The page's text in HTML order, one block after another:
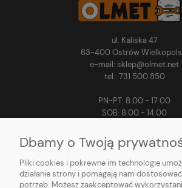
ul. Kaliska 47
63-400 Ostrów
e-mail: sklep@olmet.net
tel.: 731 500 850
PN-PT: 8:00 - 17:00
SOB: 8:00 - 14:00
MOJE KONTO
Dbamy o Twoją
Pliki cookies i pokrewne im technologie
działanie strony i pomagają nam
potrzeb. Możesz zaakceptować